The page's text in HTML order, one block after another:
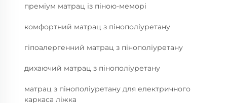
преміум матрац із піною-меморі
комфортний матрац з пінополіуретану
гіпоалергенний матрац з пінополіуретану
дихаючий матрац з пінополіуретану
матрац з пінополіуретану для електричного
каркаса ліжка